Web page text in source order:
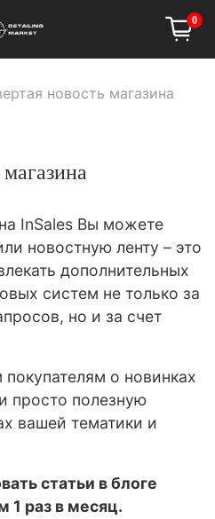
0
новость магазина
InSales Вы можете
новостную ленту – это
дополнительных
систем не только за
но и за счет
о новинках
просто полезную
вашей тематики и
статьи в блоге
1 раз в месяц.